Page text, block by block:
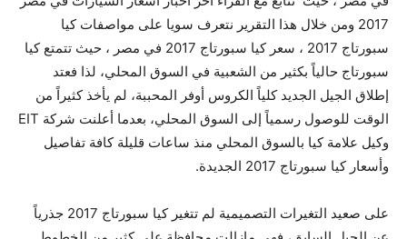
2017 ومن خلال هذا التقرير نتعرف سويا على مواصفات كيا
سبورتاج 2017 ، سعر كيا سبورتاج 2017 في مصر ، حيث تتمتع كيا
سبورتاج حالياً بكثير من الشعبية في السوق المحلي، لذا فعتد
إطلاق الجيل الجديد كلياً الكروس أوفر المحببة، لم يأخذ كثيراً من
الوقت للوصول رسمياً إلى السوق المحلي، بعدما أعلنت شركة EIT
وكيل علامة كيا بالسوق المحلي منذ ساعات قليلة كافة تفاصيل
وأسعار كيا سبورتاج 2017 الجديدة.
على صعيد التغيرات التصميمية لم تتغير كيا سبورتاج 2017 جذرياً